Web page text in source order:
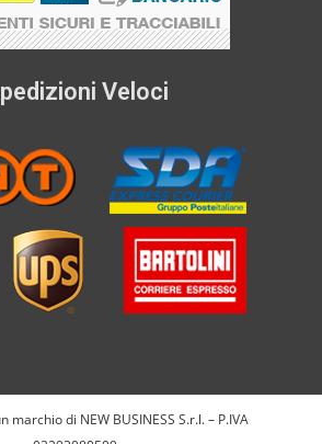
Veloci
marchio di NEW BUSINESS S.r.l. – P.IVA